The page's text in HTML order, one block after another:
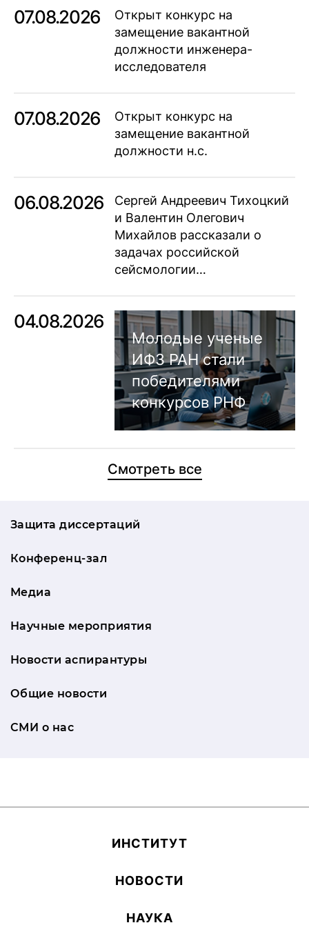
07.08.2026
Открыт конкурс на
замещение вакантной
должности инженера-
исследователя
07.08.2026
Открыт конкурс на
замещение вакантной
должности н.с.
06.08.2026
Сергей Андреевич Тихоцкий
и Валентин Олегович
Михайлов рассказали о
задачах российской
сейсмологии…
04.08.2026
Молодые ученые
ИФЗ РАН стали
победителями
конкурсов РНФ
Смотреть все
Защита диссертаций
Конференц-зал
Медиа
Научные мероприятия
Новости аспирантуры
Общие новости
СМИ о нас
ИН­СТИ­ТУТ
НОВОСТИ
НАУКА